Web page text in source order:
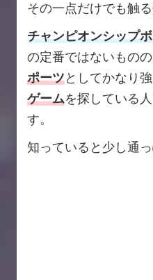
その一点だけでも触
チャンピオンシップ
の定番ではないものの
ポーツとしてかなり強
ゲームを探している
す。
知っていると少し通